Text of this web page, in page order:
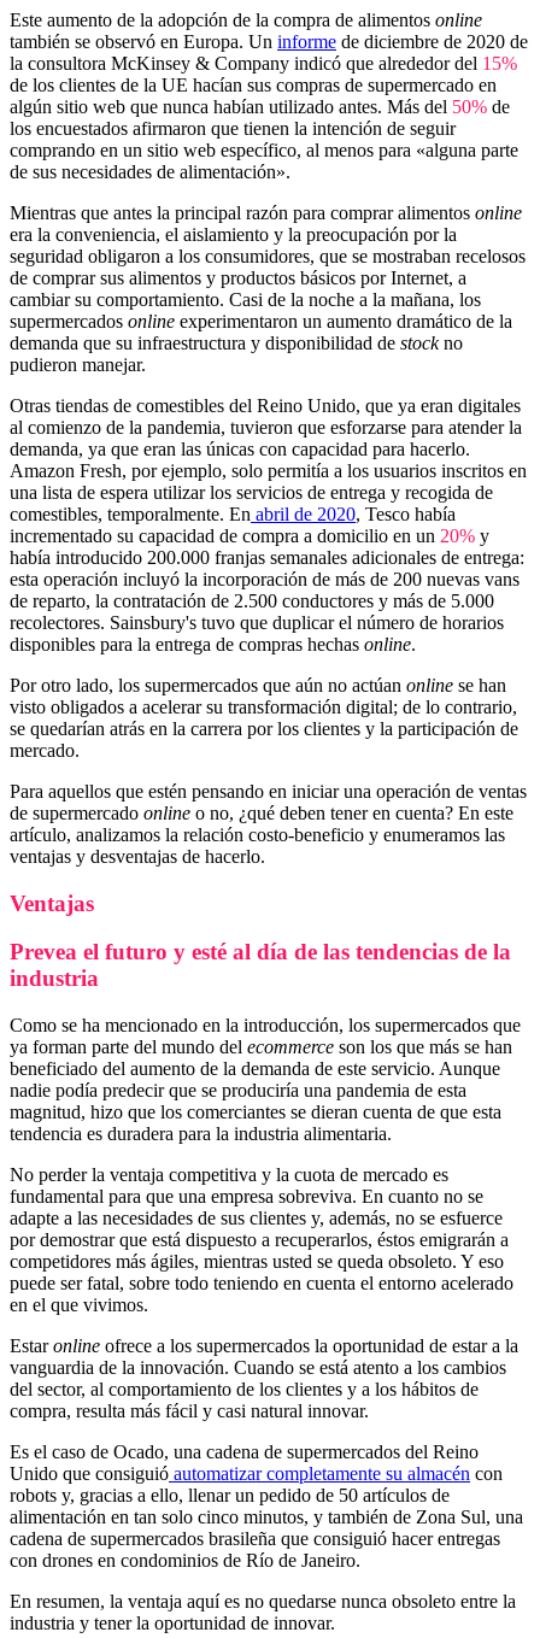
Este aumento de la adopción de la compra de alimentos online
también se observó en Europa. Un informe de diciembre de 2020 de
la consultora McKinsey & Company indicó que alrededor del 15%
de los clientes de la UE hacían sus compras de supermercado en
algún sitio web que nunca habían utilizado antes. Más del 50% de
los encuestados afirmaron que tienen la intención de seguir
comprando en un sitio web específico, al menos para «alguna parte
de sus necesidades de alimentación».
Mientras que antes la principal razón para comprar alimentos online
era la conveniencia, el aislamiento y la preocupación por la
seguridad obligaron a los consumidores, que se mostraban recelosos
de comprar sus alimentos y productos básicos por Internet, a
cambiar su comportamiento. Casi de la noche a la mañana, los
supermercados online experimentaron un aumento dramático de la
demanda que su infraestructura y disponibilidad de stockno
pudieron manejar.
Otras tiendas de comestibles del Reino Unido, que ya eran digitales
al comienzo de la pandemia, tuvieron que esforzarse para atender la
demanda, ya que eran las únicas con capacidad para hacerlo.
Amazon Fresh, por ejemplo, solo permitía a los usuarios inscritos en
una lista de espera utilizar los servicios de entrega y recogida de
comestibles, temporalmente. En abril de 2020, Tesco había
incrementado su capacidad de compra a domicilio en un 20% y
había introducido 200.000 franjas semanales adicionales de entrega:
esta operación incluyó la incorporación de más de 200 nuevas vans
de reparto, la contratación de 2.500 conductores y más de 5.000
recolectores. Sainsbury's tuvo que duplicar el número de horarios
disponibles para la entrega de compras hechas online.
Por otro lado, los supermercados que aún no actúan online se han
visto obligados a acelerar su transformación digital; de lo contrario,
se quedarían atrás en la carrera por los clientes y la participación de
mercado.
Para aquellos que estén pensando en iniciar una operación de ventas
de supermercado online o no, ¿qué deben tener en cuenta? En este
artículo, analizamos la relación costo-beneficio y enumeramos las
ventajas y desventajas de hacerlo.
Ventajas
Prevea el futuro y esté al día de las tendencias de la
industria
Como se ha mencionado en la introducción, los supermercados que
ya forman parte del mundo del ecommerce son los que más se han
beneficiado del aumento de la demanda de este servicio. Aunque
nadie podía predecir que se produciría una pandemia de esta
magnitud, hizo que los comerciantes se dieran cuenta de que esta
tendencia es duradera para la industria alimentaria.
No perder la ventaja competitiva y la cuota de mercado es
fundamental para que una empresa sobreviva. En cuanto no se
adapte a las necesidades de sus clientes y, además, no se esfuerce
por demostrar que está dispuesto a recuperarlos, éstos emigrarán a
competidores más ágiles, mientras usted se queda obsoleto. Y eso
puede ser fatal, sobre todo teniendo en cuenta el entorno acelerado
en el que vivimos.
Estaronline ofrece a los supermercados la oportunidad de estar a la
vanguardia de la innovación. Cuando se está atento a los cambios
del sector, al comportamiento de los clientes y a los hábitos de
compra, resulta más fácil y casi natural innovar.
Es el caso de Ocado, una cadena de supermercados del Reino
Unido que consiguió automatizar completamente su almacén con
robots y, gracias a ello, llenar un pedido de 50 artículos de
alimentación en tan solo cinco minutos, y también de Zona Sul, una
cadena de supermercados brasileña que consiguió hacer entregas
con drones en condominios de Río de Janeiro.
En resumen, la ventaja aquí es no quedarse nunca obsoleto entre la
industria y tener la oportunidad de innovar.